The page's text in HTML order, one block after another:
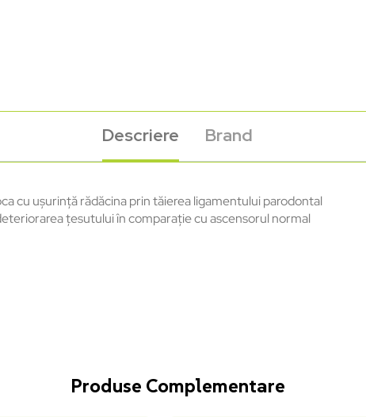
Descriere Brand
cu ușurință rădăcina prin tăierea ligamentului parodontal
țesutului în comparație cu ascensorul normal
Produse Complementare